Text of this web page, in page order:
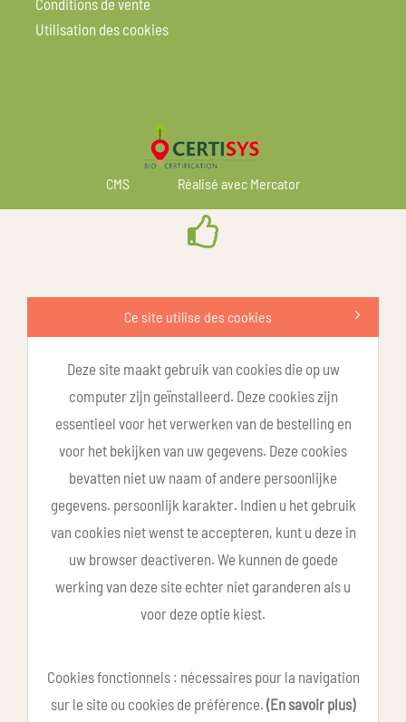
Utilisation des cookies
CMS Réalisé avec Mercator
Ce site utilise des cookies
Deze site maakt gebruik van cookies die op uw
computer zijn geïnstalleerd. Deze cookies zijn
essentieel voor het verwerken van de bestelling en
voor het bekijken van uw gegevens. Deze cookies
bevatten niet uw naam of andere persoonlijke
gegevens. persoonlijk karakter. Indien u het gebruik
van cookies niet wenst te accepteren, kunt u deze in
uw browser deactiveren. We kunnen de goede
werking van deze site echter niet garanderen als u
voor deze optie kiest.
Cookies fonctionnels : nécessaires pour la navigation
sur le site ou cookies de préférence. (En savoir plus)